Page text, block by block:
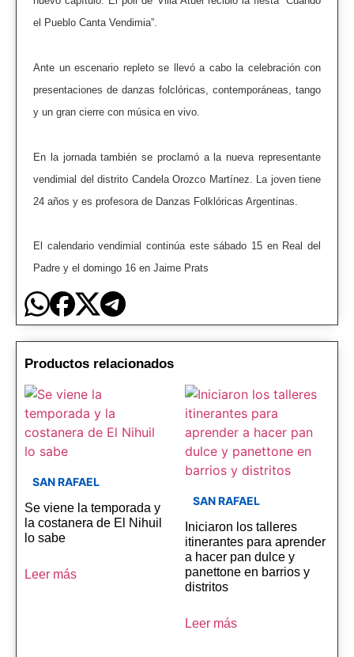
el Pueblo Canta Vendimia”.
Ante un escenario repleto se llevó a cabo la celebración con
presentaciones de danzas folclóricas, contemporáneas, tango
y un gran cierre con música en vivo.
En la jornada también se proclamó a la nueva representante
vendimial del distrito Candela Orozco Martínez. La joven tiene
24 años y es profesora de Danzas Folklóricas Argentinas.
El calendario vendimial continúa este sábado 15 en Real del
Padre y el domingo 16 en Jaime Prats
Productos relacionados
SAN RAFAEL
Se viene la temporada y
la costanera de El Nihuil
lo sabe
Leer más
SAN RAFAEL
Iniciaron los talleres
itinerantes para aprender
a hacer pan dulce y
panettone en barrios y
distritos
Leer más